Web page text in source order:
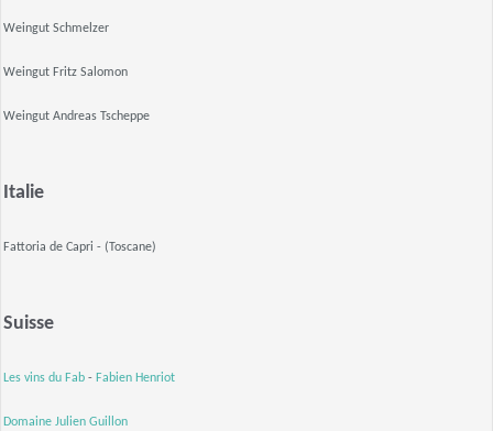
Weingut Schmelzer
Weingut Fritz Salomon
Weingut Andreas Tscheppe
Italie
Fattoria de Capri - (Toscane)
Suisse
Les vins du Fab - Fabien Henriot
Domaine Julien Guillon